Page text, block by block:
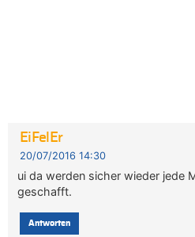
EiFelEr
20/07/2016 14:30
ui da werden sicher wieder jede
geschafft.
Antworten